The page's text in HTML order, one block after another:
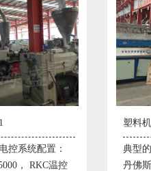
塑料机械控制系统2
典型的塑料生产线电控系统配置：
丹佛斯变频器VLT5000， RKC温控